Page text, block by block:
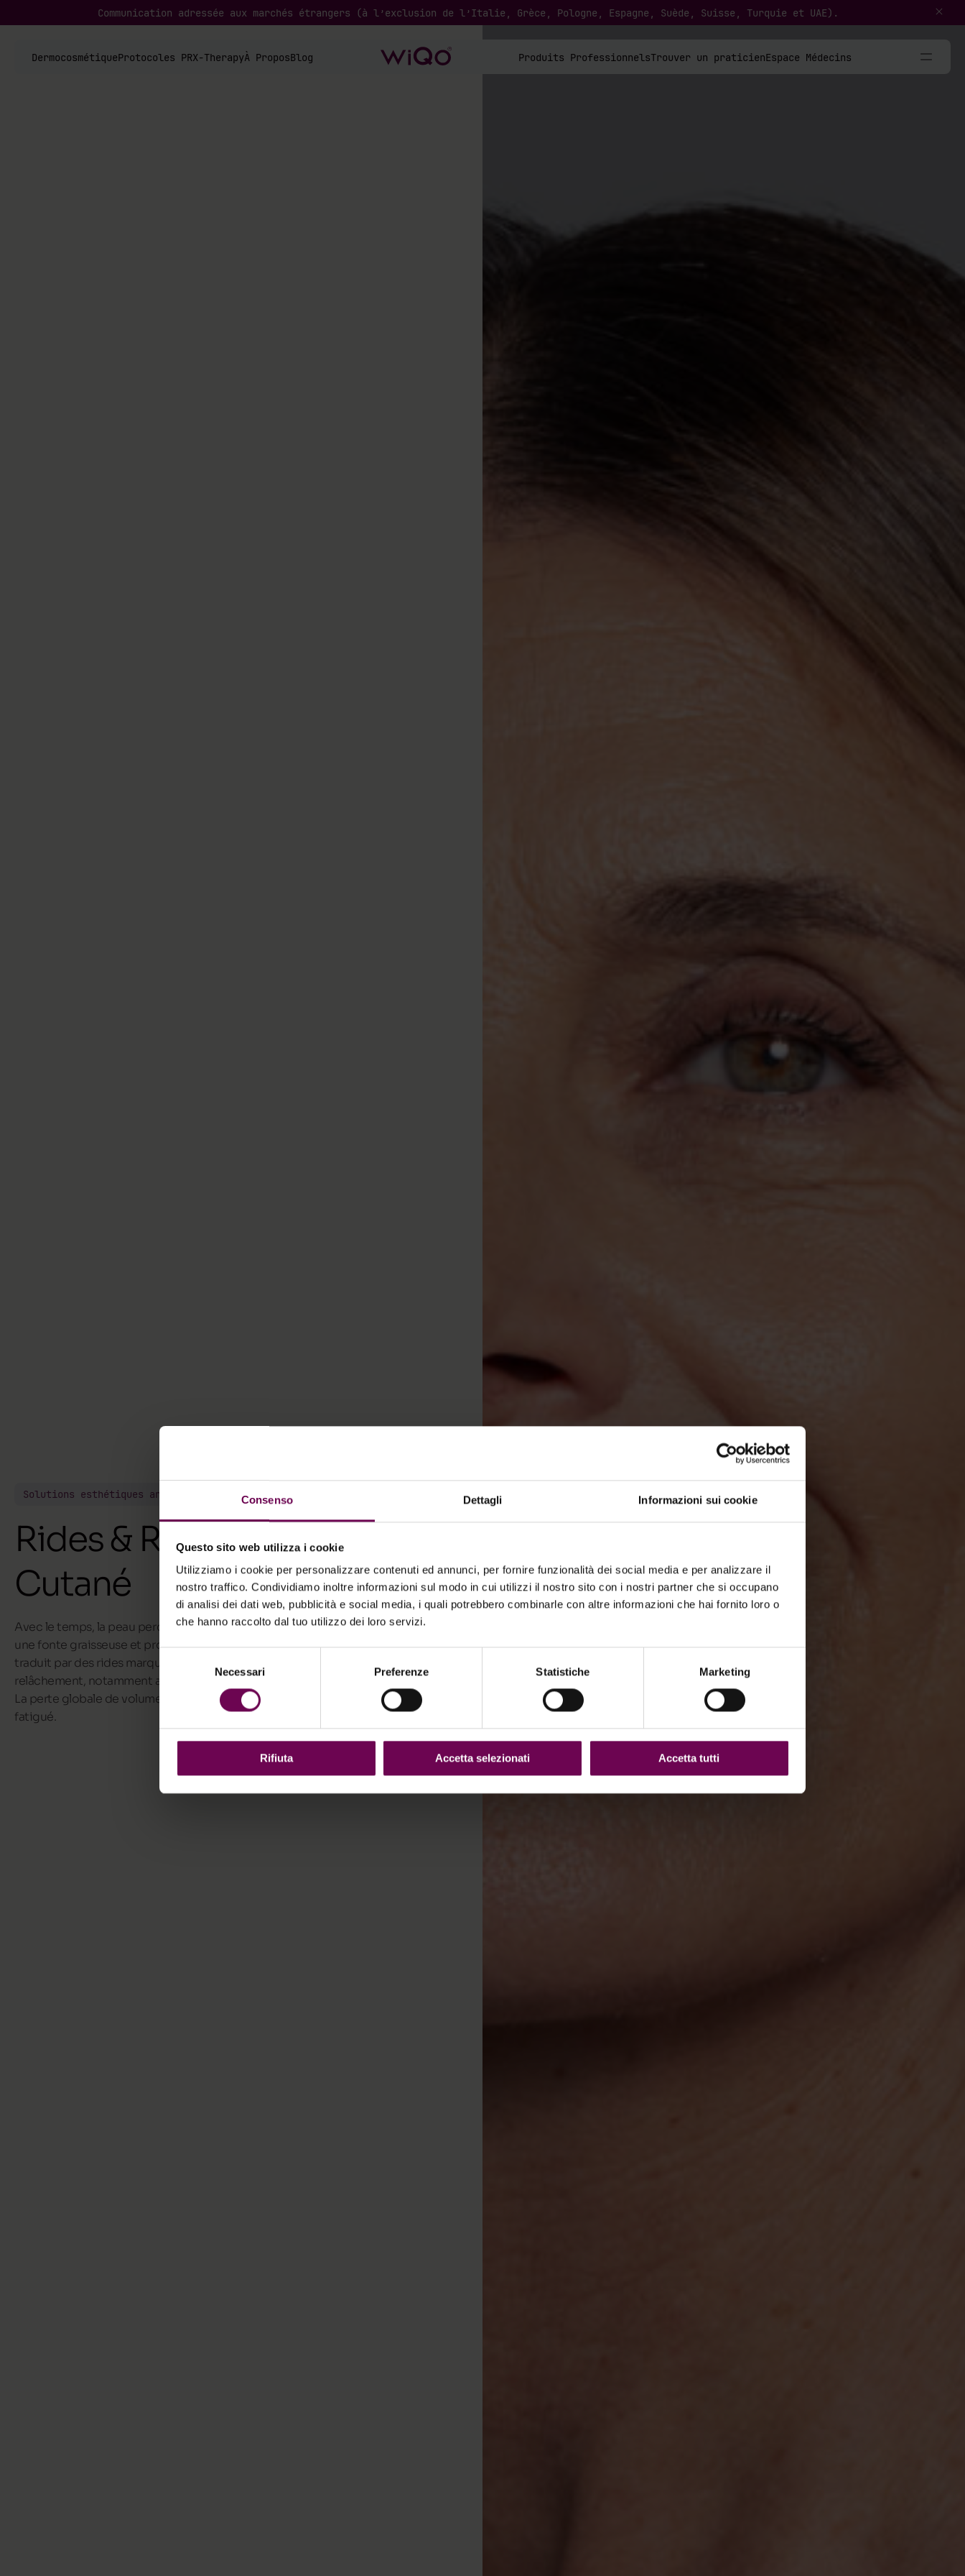
Consenso Dettagli Informazioni sui cookie
Questo sito web utilizza i cookie
Utilizziamo i cookie per personalizzare contenuti ed annunci, per fornire funzionalità dei social media e per analizzare il
nostro traffico. Condividiamo inoltre informazioni sul modo in cui utilizzi il nostro sito con i nostri partner che si occupano
di analisi dei dati web, pubblicità e social media, i quali potrebbero combinarle con altre informazioni che hai fornito loro o
che hanno raccolto dal tuo utilizzo dei loro servizi.
Necessari Preferenze Statistiche Marketing
Rifiuta Accetta selezionati Accetta tutti
Communication adressée aux marchés étrangers (à l’exclusion de l’Italie, Grèce, Pologne, Espagne, Suède, Suisse, Turquie et UAE).
DermocosmétiqueProtocoles PRX-TherapyÀ ProposBlog Produits ProfessionnelsTrouver un praticienEspace Médecins
Solutions esthétiques anti-âge
Rides & Relâchement
Cutané
Avec le temps, la peau perd en élasticité et en hydratation, elle subit
une fonte graisseuse et produit moins de collagène. Ce processus se
traduit par des rides marquées, un amincissement de la peau et un
relâchement, notamment autour des yeux où des poches se forment.
La perte globale de volume, creuse les traits du visage et donne un air
fatigué.